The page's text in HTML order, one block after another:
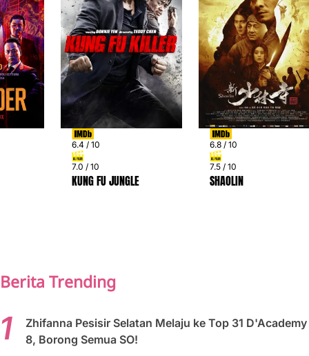
6.4 / 10
7.0 / 10
KUNG FU JUNGLE
6.8 / 10
7.5 / 10
SHAOLIN
Berita Trending
Zhifanna Pesisir Selatan Melaju ke Top 31 D'Academy
8, Borong Semua SO!